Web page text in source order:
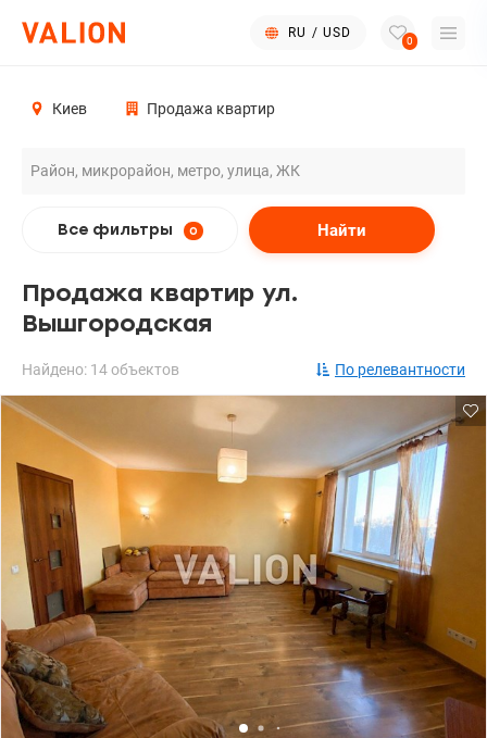
RU / USD
0
Киев Продажа квартир
Все фильтры 0 Найти
Продажа квартир ул.
Вышгородская
Найдено: 14 объектов По релевантности